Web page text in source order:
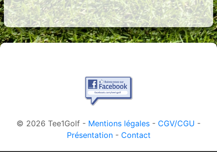
© 2026 Tee1Golf - Mentions légales - CGV/CGU -
Présentation- Contact